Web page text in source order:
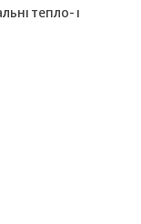
тепло- і